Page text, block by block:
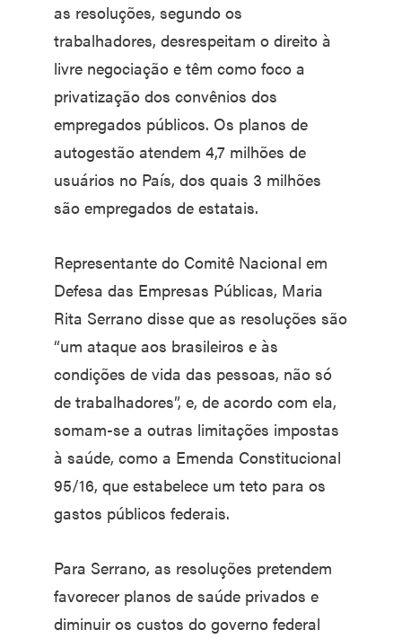
as resoluções, segundo os
trabalhadores, desrespeitam o direito à
livre negociação e têm como foco a
privatização dos convênios dos
empregados públicos. Os planos de
autogestão atendem 4,7 milhões de
usuários no País, dos quais 3 milhões
são empregados de estatais.
Representante do Comitê Nacional em
Defesa das Empresas Públicas, Maria
Rita Serrano disse que as resoluções são
“um ataque aos brasileiros e às
condições de vida das pessoas, não só
de trabalhadores”, e, de acordo com ela,
somam-se a outras limitações impostas
à saúde, como a Emenda Constitucional
95/16, que estabelece um teto para os
gastos públicos federais.
Para Serrano, as resoluções pretendem
favorecer planos de saúde privados e
diminuir os custos do governo federal